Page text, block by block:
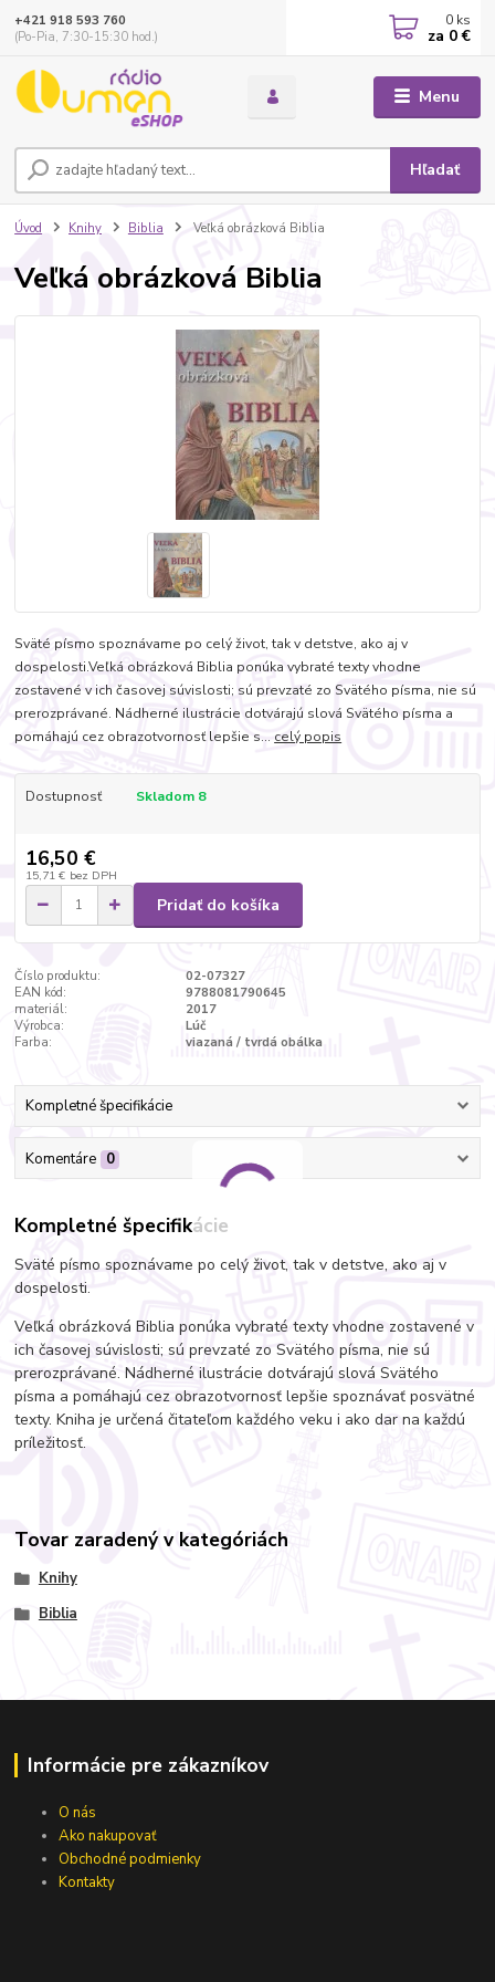
Menu
Hľadať
+421 918 593 760
(Po-Pia, 7:30-15:30 hod.)
0 ks
za 0 €
Úvod Knihy Biblia Veľká obrázková Biblia
Veľká obrázková Biblia
Sväté písmo spoznávame po celý život, tak v detstve, ako aj v
dospelosti.Veľká obrázková Biblia ponúka vybraté texty vhodne
zostavené v ich časovej súvislosti; sú prevzaté zo Svätého písma, nie sú
prerozprávané. Nádherné ilustrácie dotvárajú slová Svätého písma a
pomáhajú cez obrazotvornosť lepšie s... celý popis
Dostupnosť Skladom 8
16,50 €
15,71 € bez DPH
Pridať do košíka
Číslo produktu:
02-07327
EAN kód:
9788081790645
materiál:
2017
Výrobca:
Lúč
Farba:
viazaná / tvrdá obálka
Kompletné špecifikácie
Komentáre 0
Kompletné špecifikácie
Sväté písmo spoznávame po celý život, tak v detstve, ako aj v
dospelosti.
Veľká obrázková Biblia ponúka vybraté texty vhodne zostavené v
ich časovej súvislosti; sú prevzaté zo Svätého písma, nie sú
prerozprávané. Nádherné ilustrácie dotvárajú slová Svätého
písma a pomáhajú cez obrazotvornosť lepšie spoznávať posvätné
texty. Kniha je určená čitateľom každého veku i ako dar na každú
príležitosť.
Tovar zaradený v kategóriách
Knihy
Biblia
Informácie pre zákazníkov
O nás
Ako nakupovať
Obchodné podmienky
Kontakty